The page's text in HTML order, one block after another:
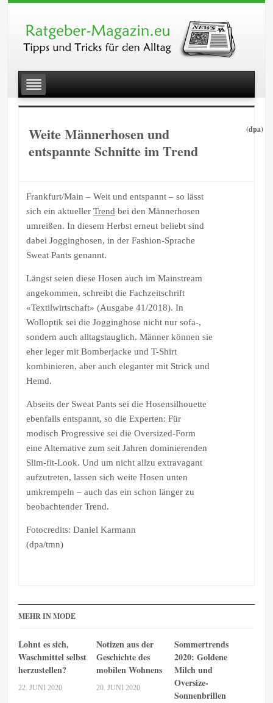
Weite Männerhosen und
entspannte Schnitte im Trend
(dpa)
Frankfurt/Main – Weit und entspannt – so lässt
sich ein aktueller Trend bei den Männerhosen
umreißen. In diesem Herbst erneut beliebt sind
dabei Jogginghosen, in der Fashion-Sprache
Sweat Pants genannt.
Längst seien diese Hosen auch im Mainstream
angekommen, schreibt die Fachzeitschrift
«Textilwirtschaft» (Ausgabe 41/2018). In
Wolloptik sei die Jogginghose nicht nur sofa-,
sondern auch alltagstauglich. Männer können sie
eher leger mit Bomberjacke und T-Shirt
kombinieren, aber auch eleganter mit Strick und
Hemd.
Abseits der Sweat Pants sei die Hosensilhouette
ebenfalls entspannt, so die Experten: Für
modisch Progressive sei die Oversized-Form
eine Alternative zum seit Jahren dominierenden
Slim-fit-Look. Und um nicht allzu extravagant
aufzutreten, lassen sich weite Hosen unten
umkrempeln – auch das ein schon länger zu
beobachtender Trend.
Fotocredits: Daniel Karmann
(dpa/tmn)
MEHR IN MODE
Lohnt es sich,
Waschmittel selbst
herzustellen?
22. JUNI 2020
Notizen aus der
Geschichte des
mobilen Wohnens
20. JUNI 2020
Sommertrends
2020: Goldene
Milch und
Oversize-
Sonnenbrillen